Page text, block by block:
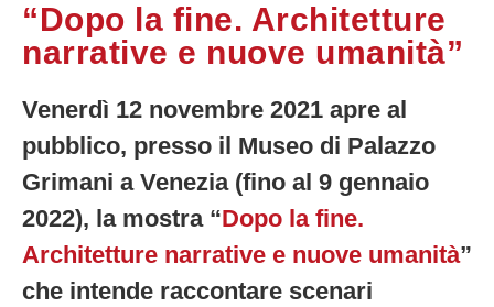
“Dopo la fine. Architetture
narrative e nuove umanità”
Venerdì 12 novembre 2021 apre al
pubblico, presso il Museo di Palazzo
Grimani a Venezia (fino al 9 gennaio
2022), la mostra “Dopo la fine.
Architetture narrative e nuove umanità”
che intende raccontare scenari